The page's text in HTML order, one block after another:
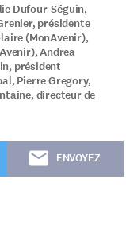
Dufour-Séguin,
présidente
(MonAvenir),
Andrea
président
Pierre Gregory,
directeur de
ENVOYEZ